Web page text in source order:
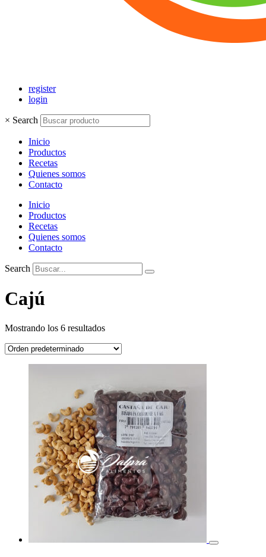
register
login
× Search
Inicio
Productos
Recetas
Quienes somos
Contacto
Inicio
Productos
Recetas
Quienes somos
Contacto
Search
Cajú
Mostrando los 6 resultados